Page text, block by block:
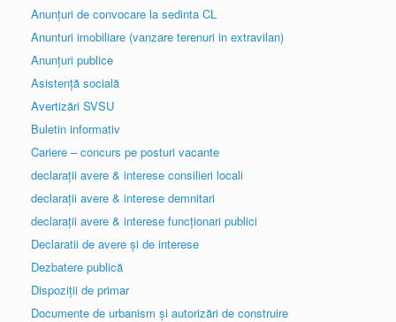
Anunțuri de convocare la sedinta CL
Anunturi imobiliare (vanzare terenuri in extravilan)
Anunțuri publice
Asistență socială
Avertizări SVSU
Buletin informativ
Cariere – concurs pe posturi vacante
declarații avere & interese consilieri locali
declarații avere & interese demnitari
declarații avere & interese funcționari publici
Declaratii de avere și de interese
Dezbatere publică
Dispoziții de primar
Documente de urbanism și autorizări de construire